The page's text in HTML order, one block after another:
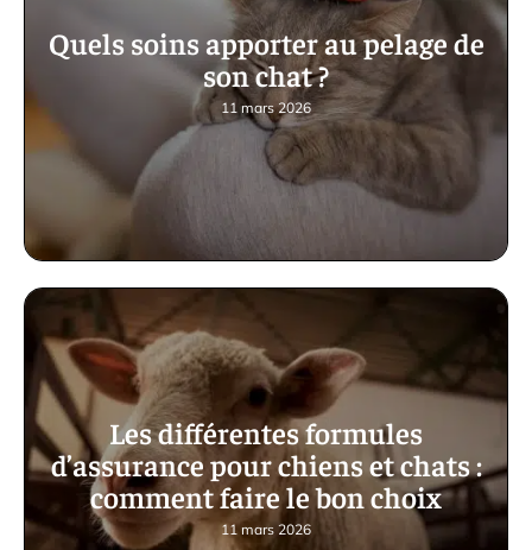
Quels soins apporter au pelage de
son chat ?
11 mars 2026
Les différentes formules
d’assurance pour chiens et chats :
comment faire le bon choix
11 mars 2026